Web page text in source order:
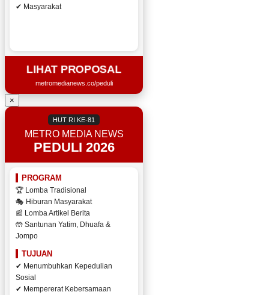
✔ Masyarakat
LIHAT PROPOSAL
metromedianews.co/peduli
×
HUT RI KE-81
METRO MEDIA NEWS
PEDULI 2026
PROGRAM
🏆 Lomba Tradisional
🎭 Hiburan Masyarakat
📰 Lomba Artikel Berita
🤲 Santunan Yatim, Dhuafa &
Jompo
TUJUAN
✔ Menumbuhkan Kepedulian
Sosial
✔ Mempererat Kebersamaan